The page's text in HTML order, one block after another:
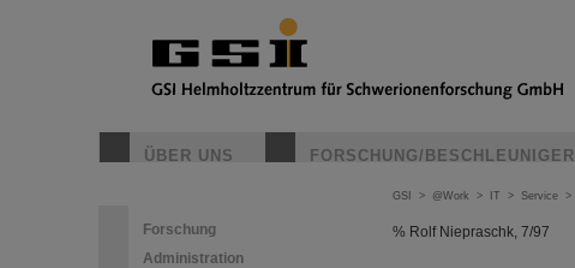
ÜBER UNS FORSCHUNG/BESCHLEUNIGER
Forschung
Administration
GSI > @Work > IT > Service >
% Rolf Niepraschk, 7/97